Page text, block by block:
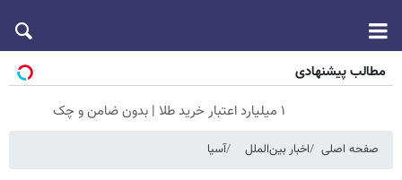
مطالب پیشنهادی
۱ میلیارد اعتبار خرید طلا | بدون ضامن و چک
صفحه اصلی اخبار بین‌الملل آسیا